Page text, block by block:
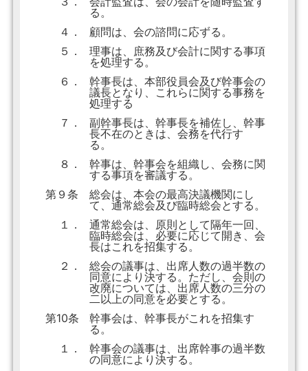
る。
４．
顧問は、会の諮問に応ずる。
５．
理事は、庶務及び会計に関する事項
を処理する。
６．
幹事長は、本部役員会及び幹事会の
議長となり、これらに関する事務を
処理する
７．
副幹事長は、幹事長を補佐し、幹事
長不在のときは、会務を代行す
る。
８．
幹事は、幹事会を組織し、会務に関
する事項を審議する。
第９条
総会は、本会の最高決議機関にし
て、通常総会及び臨時総会とする。
１．
通常総会は、原則として隔年一回、
臨時総会は、必要に応じて開き、会
長はこれを招集する。
２．
総会の議事は、出席人数の過半数の
同意により決する。ただし、会則の
改廃については、出席人数の三分の
二以上の同意を必要とする。
第10条
幹事会は、幹事長がこれを招集す
る。
１．
幹事会の議事は、出席幹事の過半数
の同意により決する。